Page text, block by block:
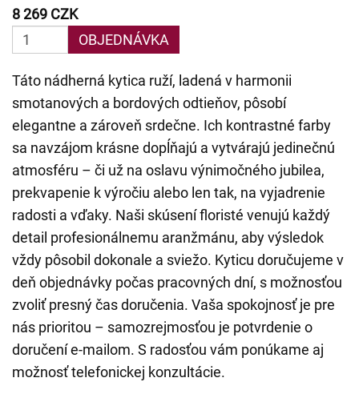
8 269 CZK
OBJEDNÁVKA
Táto nádherná kytica ruží, ladená v harmonii
smotanových a bordových odtieňov, pôsobí
elegantne a zároveň srdečne. Ich kontrastné farby
sa navzájom krásne dopĺňajú a vytvárajú jedinečnú
atmosféru – či už na oslavu výnimočného jubilea,
prekvapenie k výročiu alebo len tak, na vyjadrenie
radosti a vďaky. Naši skúsení floristé venujú každý
detail profesionálnemu aranžmánu, aby výsledok
vždy pôsobil dokonale a sviežo. Kyticu doručujeme v
deň objednávky počas pracovných dní, s možnosťou
zvoliť presný čas doručenia. Vaša spokojnosť je pre
nás prioritou – samozrejmosťou je potvrdenie o
doručení e-mailom. S radosťou vám ponúkame aj
možnosť telefonickej konzultácie.